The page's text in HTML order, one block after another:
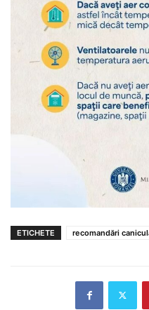
ETICHETE recomandări